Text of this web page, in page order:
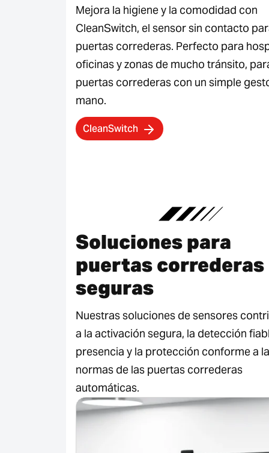
Mejora la higiene y la comodidad con
CleanSwitch, el sensor sin contacto
puertas correderas. Perfecto para
oficinas y zonas de mucho tránsito,
puertas correderas con un simple
mano.
CleanSwitch
Soluciones para
puertas correderas
seguras
Nuestras soluciones de sensores
a la activación segura, la detección
presencia y la protección conforme a
normas de las puertas correderas
automáticas.